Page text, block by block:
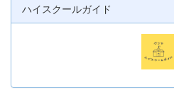
ハイスクールガイド